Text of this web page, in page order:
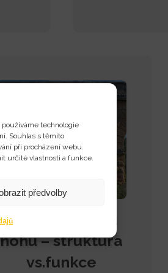
technologie
Souhlas s těmito
při procházení webu.
určité vlastnosti a funkce.
předvolby
Jak na plochou
nohu – struktura
vs.funkce